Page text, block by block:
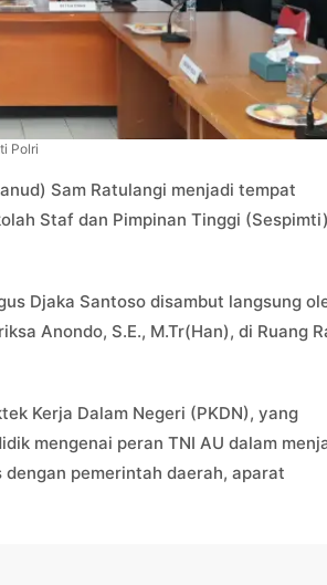
Polri
Sam Ratulangi menjadi tempat
Staf dan Pimpinan Tinggi
Djaka Santoso disambut langsung
Anondo, S.E., M.Tr(Han), di Ruang
Kerja Dalam Negeri (PKDN), yang
mengenai peran TNI AU dalam
pemerintah daerah, aparat